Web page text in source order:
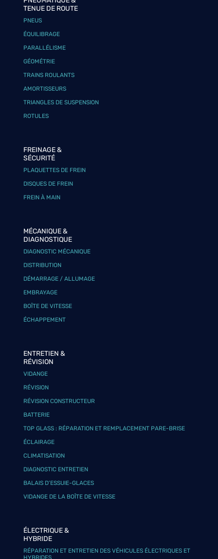
TENUE DE ROUTE
PNEUS
ÉQUILIBRAGE
PARALLÉLISME
GÉOMÉTRIE
TRAINS ROULANTS
AMORTISSEURS
TRIANGLES DE SUSPENSION
ROTULES
FREINAGE &
SÉCURITÉ
PLAQUETTES DE FREIN
DISQUES DE FREIN
FREIN À MAIN
MÉCANIQUE &
DIAGNOSTIQUE
DIAGNOSTIC MÉCANIQUE
DISTRIBUTION
DÉMARRAGE / ALLUMAGE
EMBRAYAGE
BOÎTE DE VITESSE
ÉCHAPPEMENT
ENTRETIEN &
RÉVISION
VIDANGE
RÉVISION
RÉVISION CONSTRUCTEUR
BATTERIE
TOP GLASS : RÉPARATION ET REMPLACEMENT PARE-BRISE
ÉCLAIRAGE
CLIMATISATION
DIAGNOSTIC ENTRETIEN
BALAIS D’ESSUIE-GLACES
VIDANGE DE LA BOÎTE DE VITESSE
ÉLECTRIQUE &
HYBRIDE
RÉPARATION ET ENTRETIEN DES VÉHICULES ÉLECTRIQUES ET
HYBRIDES